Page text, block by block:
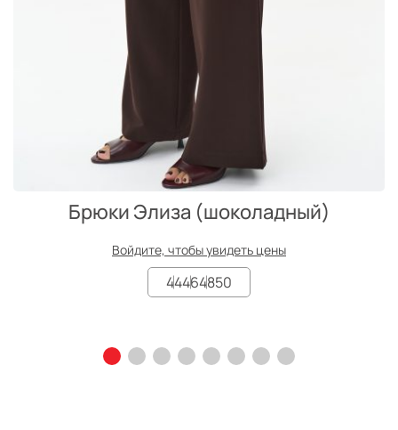
Брюки Элиза (шоколадный)
Войдите, чтобы увидеть цены
44464850